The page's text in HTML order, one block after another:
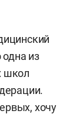
из
школ
хочу